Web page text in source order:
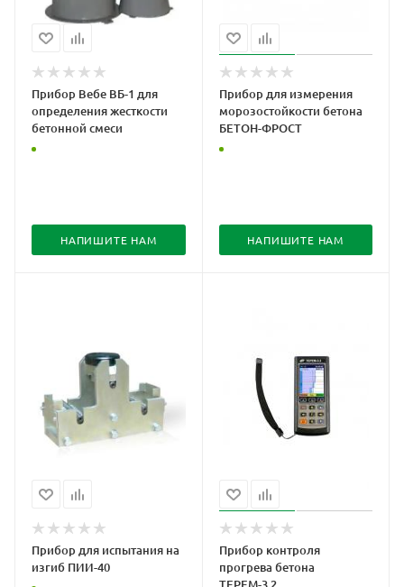
Прибор Вебе ВБ-1 для
определения жесткости
бетонной смеси
НАПИШИТЕ НАМ
Прибор для измерения
морозостойкости бетона
БЕТОН-ФРОСТ
НАПИШИТЕ НАМ
Прибор для испытания на
изгиб ПИИ-40
Прибор контроля
прогрева бетона